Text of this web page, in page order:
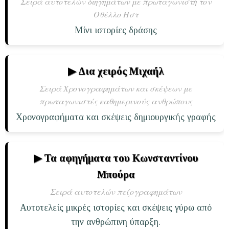
εγκεφαλικό
και να
θέατρα; Δεν
λέει! «Ήτανε
στραβό το
κλήμα, το
έφαγε κι ο
Οθέλλο Ηστ
Μίνι ιστορίες δράσης
▶ Δια χειρός Μιχαήλ
Σειρά Χρονογραφημάτων και σκέψεων με
πρωταγωνιστές καθημερινούς ανθρώπους
Χρονογραφήματα και σκέψεις δημιουργικής γραφής
▶ Τα αφηγήματα του Κωνσταντίνου
Μπούρα
Σειρά αυτοτελών πεζογραφημάτων
Αυτοτελείς μικρές ιστορίες και σκέψεις γύρω από
την ανθρώπινη ύπαρξη.